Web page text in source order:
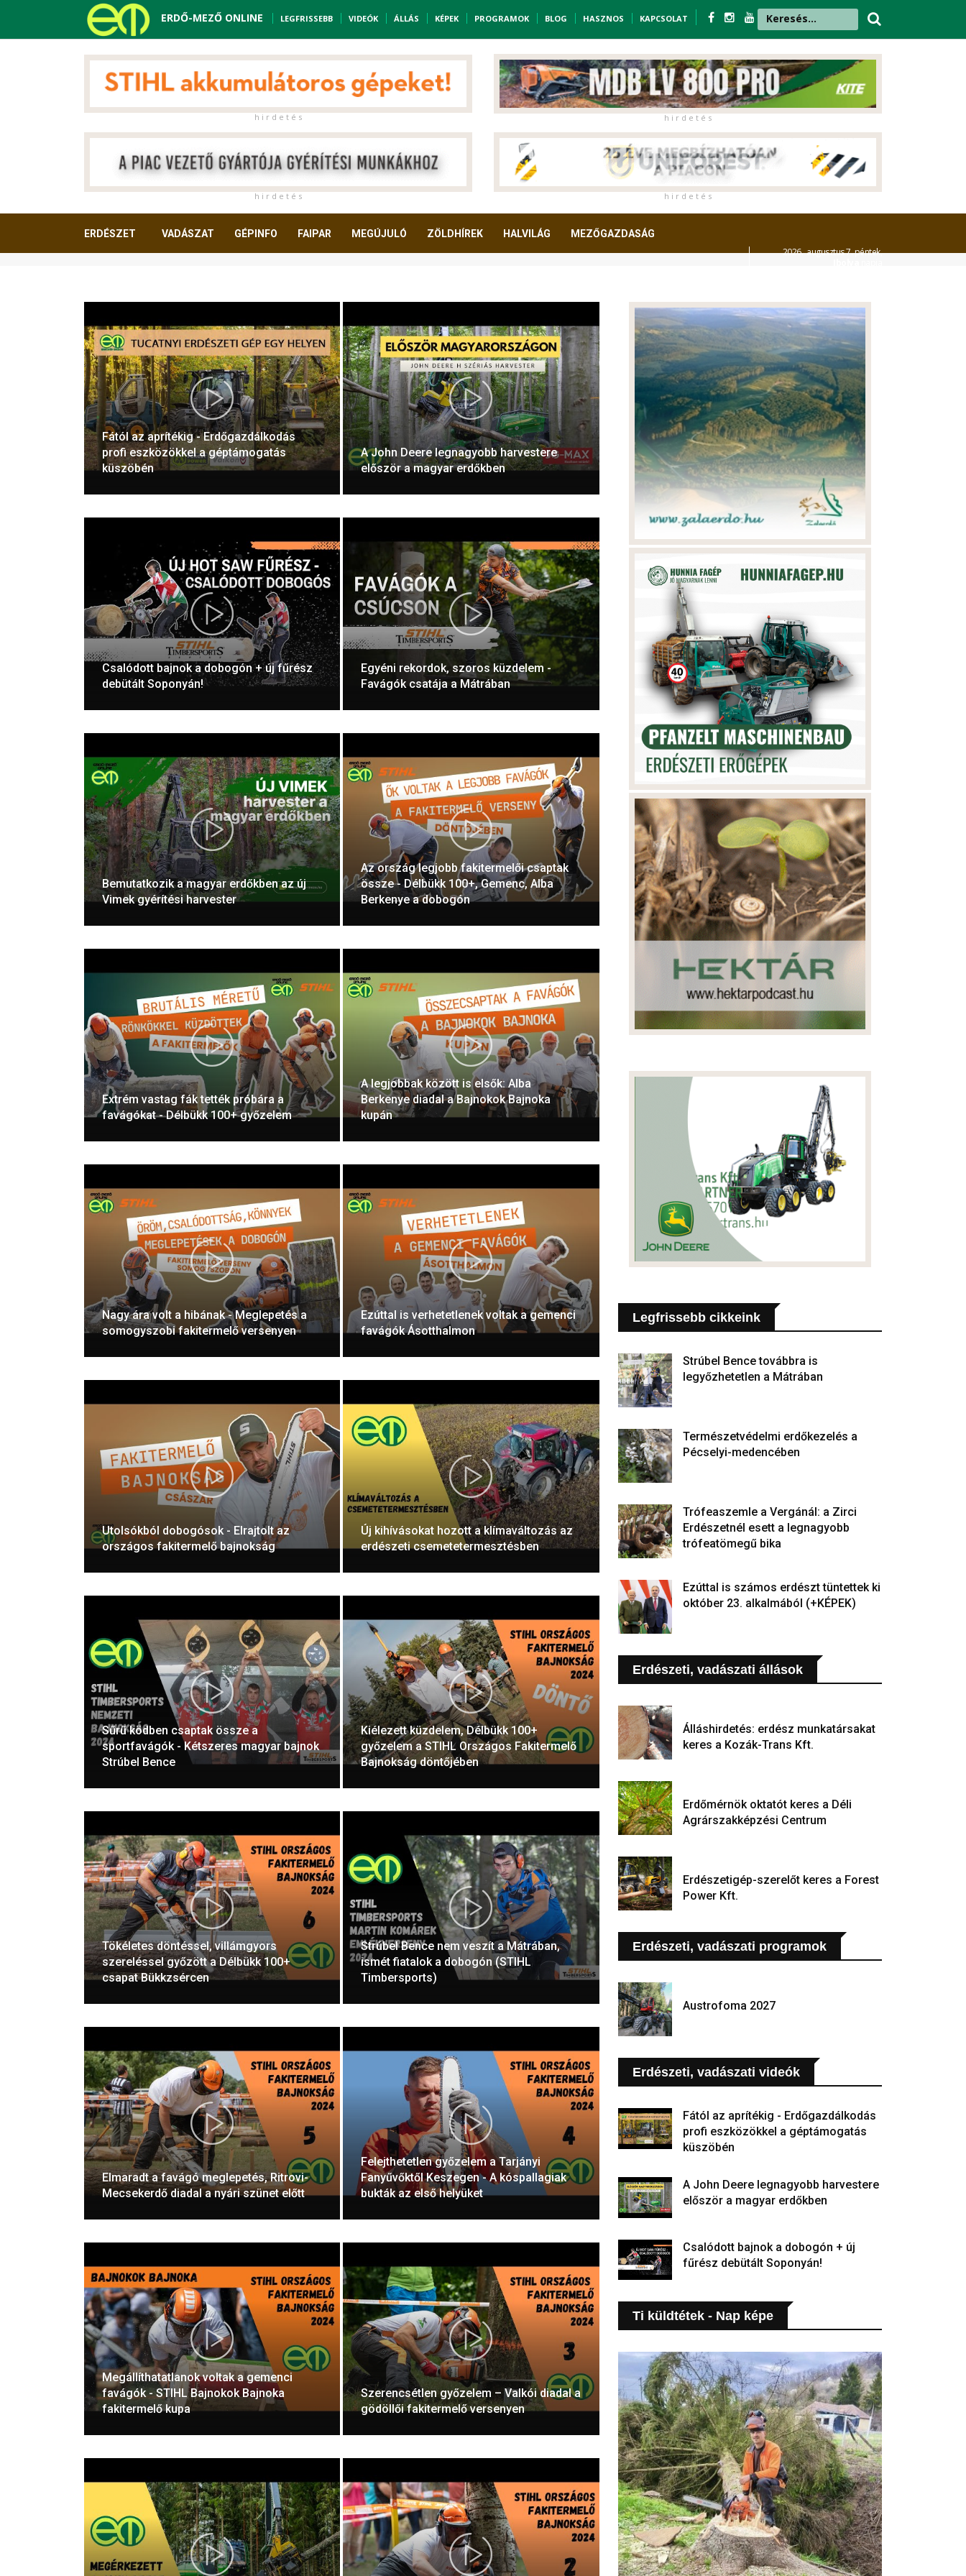
ERDŐ-MEZŐ ONLINE LEGFRISSEBB VIDEÓK ÁLLÁS KÉPEK PROGRAMOK BLOG HASZNOS KAPCSOLAT
h i r d e t é s h i r d e t é s
h i r d e t é s h i r d e t é s
ERDÉSZET VADÁSZAT GÉPINFO FAIPAR MEGÚJULÓ ZÖLDHÍREK HALVILÁG MEZŐGAZDASÁG
2026. augusztus 7. péntek,
Fától az aprítékig - Erdőgazdálkodás
profi eszközökkel a géptámogatás
küszöbén
A John Deere legnagyobb harvestere
először a magyar erdőkben
Csalódott bajnok a dobogón + új fűrész
debütált Soponyán!
Egyéni rekordok, szoros küzdelem -
Favágók csatája a Mátrában
Bemutatkozik a magyar erdőkben az új
Vimek gyérítési harvester
Az ország legjobb fakitermelői csaptak
össze - Délbükk 100+, Gemenc, Alba
Berkenye a dobogón
Extrém vastag fák tették próbára a
favágókat - Délbükk 100+ győzelem
A legjobbak között is elsők: Alba
Berkenye diadal a Bajnokok Bajnoka
kupán
Nagy ára volt a hibának - Meglepetés a
somogyszobi fakitermelő versenyen
Ezúttal is verhetetlenek voltak a gemenci
favágók Ásotthalmon
Utolsókból dobogósok - Elrajtolt az
országos fakitermelő bajnokság
Új kihívásokat hozott a klímaváltozás az
erdészeti csemetetermesztésben
Sűrű ködben csaptak össze a
sportfavágók - Kétszeres magyar bajnok
Strúbel Bence
Kiélezett küzdelem, Délbükk 100+
győzelem a STIHL Országos Fakitermelő
Bajnokság döntőjében
Tökéletes döntéssel, villámgyors
szereléssel győzött a Délbükk 100+
csapat Bükkzsércen
Strúbel Bence nem veszít a Mátrában,
ismét fiatalok a dobogón (STIHL
Timbersports)
Elmaradt a favágó meglepetés, Ritrovi-
Mecsekerdő diadal a nyári szünet előtt
Felejthetetlen győzelem a Tarjányi
Fanyűvőktől Keszegen - A kóspallagiak
bukták az első helyüket
Megállíthatatlanok voltak a gemenci
favágók - STIHL Bajnokok Bajnoka
fakitermelő kupa
Szerencsétlen győzelem – Valkói diadal a
gödöllői fakitermelő versenyen
Legfrissebb cikkeink
Strúbel Bence továbbra is
legyőzhetetlen a Mátrában
Természetvédelmi erdőkezelés a
Pécselyi-medencében
Trófeaszemle a Vergánál: a Zirci
Erdészetnél esett a legnagyobb
trófeatömegű bika
Ezúttal is számos erdészt tüntettek ki
október 23. alkalmából (+KÉPEK)
Erdészeti, vadászati állások
Álláshirdetés: erdész munkatársakat
keres a Kozák-Trans Kft.
Erdőmérnök oktatót keres a Déli
Agrárszakképzési Centrum
Erdészetigép-szerelőt keres a Forest
Power Kft.
Erdészeti, vadászati programok
Austrofoma 2027
Erdészeti, vadászati videók
Fától az aprítékig - Erdőgazdálkodás
profi eszközökkel a géptámogatás
küszöbén
A John Deere legnagyobb harvestere
először a magyar erdőkben
Csalódott bajnok a dobogón + új
fűrész debütált Soponyán!
Ti küldtétek - Nap képe